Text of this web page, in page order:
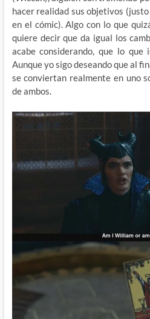
hacer realidad sus objetivos
en el cómic). Algo con lo que
quiere decir que da igual los
acabe considerando, que lo
Aunque yo sigo deseando que al
se conviertan realmente en uno
de ambos.